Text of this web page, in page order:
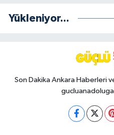
Yükleniyor...
Son Dakika Ankara Haberleri